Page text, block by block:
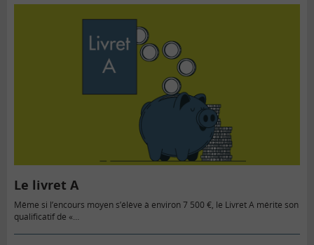
Le livret A
Même si l’encours moyen s’élève à environ 7 500 €, le Livret A mérite son
qualificatif de «…